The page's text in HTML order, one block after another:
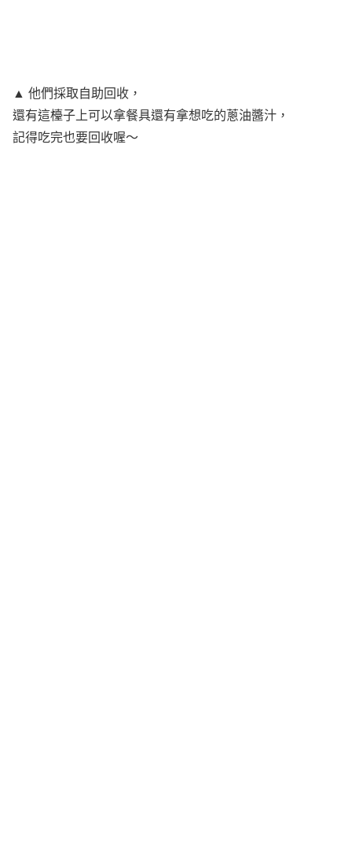
▲ 他們採取自助回收，
還有這檯子上可以拿餐具還有拿想吃的蔥油醬汁，
記得吃完也要回收喔～